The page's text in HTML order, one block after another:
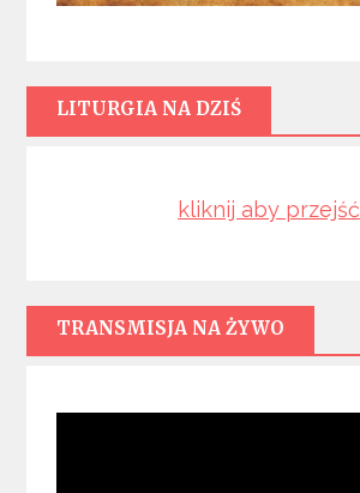
LITURGIA NA DZIŚ
kliknij aby przejść
TRANSMISJA NA ŻYWO